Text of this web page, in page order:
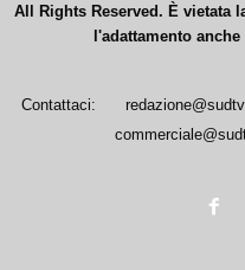
All Rights Reserved. È vietata
l'adattamento
Contattaci: